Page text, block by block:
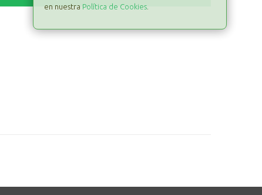
en nuestra Política de Cookies